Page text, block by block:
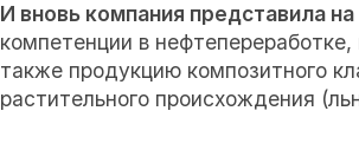
И вновь компания представила
компетенции в
также продукцию композитного
растительного происхождения